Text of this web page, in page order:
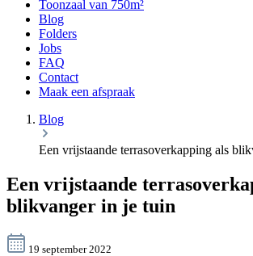
Toonzaal van 750m²
Blog
Folders
Jobs
FAQ
Contact
Maak een afspraak
Blog
Een vrijstaande terrasoverkapping als
Een vrijstaande
blikvanger in je tuin
19 september 2022